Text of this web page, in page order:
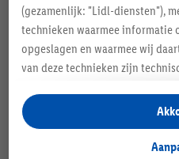
Droog vs. vochtig reinigen
Vochtige methoden voor
zoals nat stofzuigen of
alleen worden gebruikt
Stofzuigers zijn perfect
reiniging van uw
onderhoudsinstructies. Je
(gezamenlijk: "Lidl-diensten"),
technieken waarmee informatie
opgeslagen en waarmee wij
van deze technieken zijn
opslaan van
analyseren van statistieken of
gepersonaliseerde reclame